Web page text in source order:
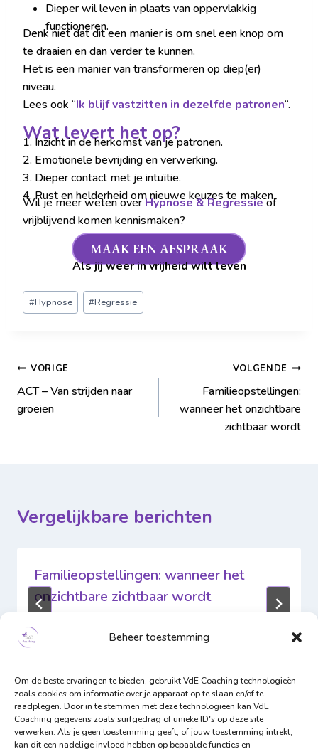
Beheer toestemming
Om de beste ervaringen te bieden, gebruikt VdE Coaching technologieën
zoals cookies om informatie over je apparaat op te slaan en/of te
raadplegen. Door in te stemmen met deze technologieën kan VdE
Coaching gegevens zoals surfgedrag of unieke ID's op deze site
verwerken. Als je geen toestemming geeft, of jouw toestemming intrekt,
kan dit een nadelige invloed hebben op bepaalde functies en
Dieper wil leven in plaats van oppervlakkig
functioneren.
Denk niet dat dit een manier is om snel een knop om
te draaien en dan verder te kunnen.
Het is een manier van transformeren op diep(er)
niveau.
Lees ook “Ik blijf vastzitten in dezelfde patronen“.
Wat levert het op?
1. Inzicht in de herkomst van je patronen.
2. Emotionele bevrijding en verwerking.
3. Dieper contact met je intuïtie.
4. Rust en helderheid om nieuwe keuzes te maken.
Wil je meer weten overHypnose & Regressieof
vrijblijvend komen kennismaken?
MAAK EEN AFSPRAAK
Als jij weer in vrijheid wilt leven
#Hypnose #Regressie
VORIGE
ACT – Van strijden naar
groeien
VOLGENDE
Familieopstellingen:
wanneer het onzichtbare
zichtbaar wordt
Vergelijkbare berichten
Familieopstellingen: wanneer het
onzichtbare zichtbaar wordt